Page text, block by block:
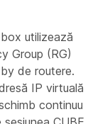
utilizează
Group (RG)
de routere.
IP virtuală
continuu